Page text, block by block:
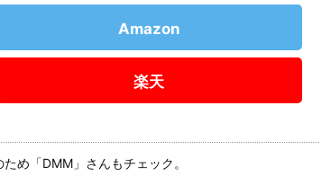
Amazon
楽天
ため「DMM」さんもチェック。
動
予
ZY】ROBOT
魂『イングラ
7年1月発売予
X-101S 大鉄
人17＆ワンエ
ンBOX』可動
定♪
魂『GX-121
コン・バトラ
合体フィギュ